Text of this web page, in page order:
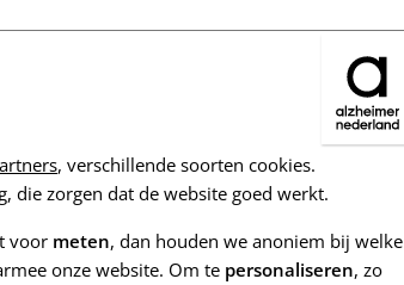
, verschillende soorten cookies.
die zorgen dat de website goed werkt.
voor meten, dan houden we anoniem bij welke
onze website. Om te personaliseren, zo